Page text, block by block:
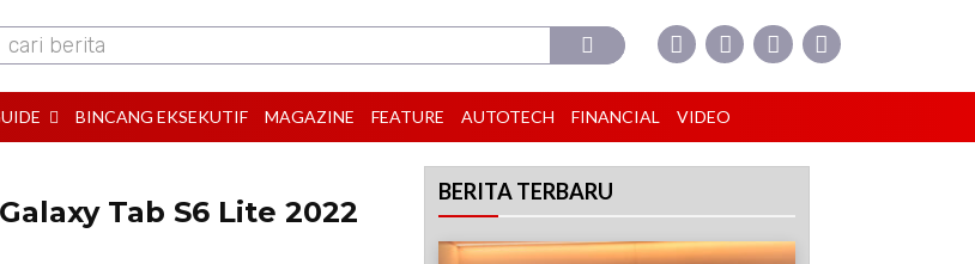
cari berita
BINCANG EKSEKUTIF MAGAZINE FEATURE AUTOTECH FINANCIAL VIDEO
Tab S6 Lite 2022
BERITA TERBARU